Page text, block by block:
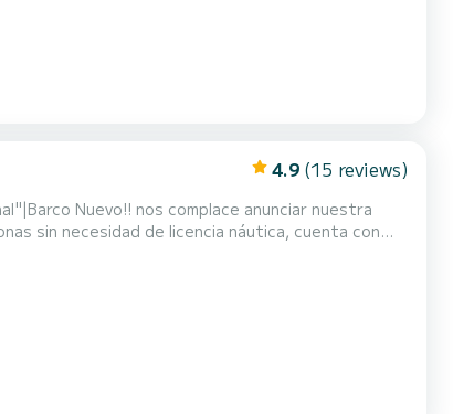
4.9 (15 reviews)
Nuevo!! nos complace anunciar nuestra
sin necesidad de licencia náutica, cuenta con
Toma de carga para móvil|-Toldo bimini|-
Escalera de baño|-Equipo de seguridad compl...